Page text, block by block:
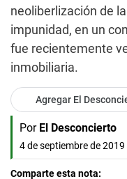
neoliberlización de
impunidad, en un
fue recientemente
inmobiliaria.
Agregar El
Por El Desconcierto
4 de septiembre de 2019
Comparte esta nota: